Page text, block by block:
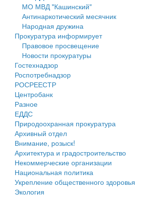
Правила землепользования и застройки
Генеральные планы
Проекты планировки территории
Собрание депутатов
Городское поселение
Сельские поселения
МО МВД "Кашинский"
Антинаркотический месячник
Народная дружина
Прокуратура информирует
Правовое просвещение
Новости прокуратуры
Гостехнадзор
Роспотребнадзор
РОСРЕЕСТР
Центробанк
Разное
ЕДДС
Природоохранная прокуратура
Архивный отдел
Внимание, розыск!
Архитектура и градостроительство
Некоммерческие организации
Национальная политика
Укрепление общественного здоровья
Экология